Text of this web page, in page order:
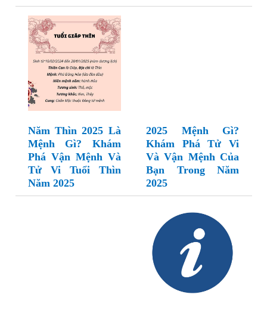
Năm Thìn 2025 Là
Mệnh Gì? Khám
Phá Vận Mệnh Và
Tử Vi Tuổi Thìn
Năm 2025
2025 Mệnh Gì?
Khám Phá Tử Vi
Và Vận Mệnh Của
Bạn Trong Năm
2025